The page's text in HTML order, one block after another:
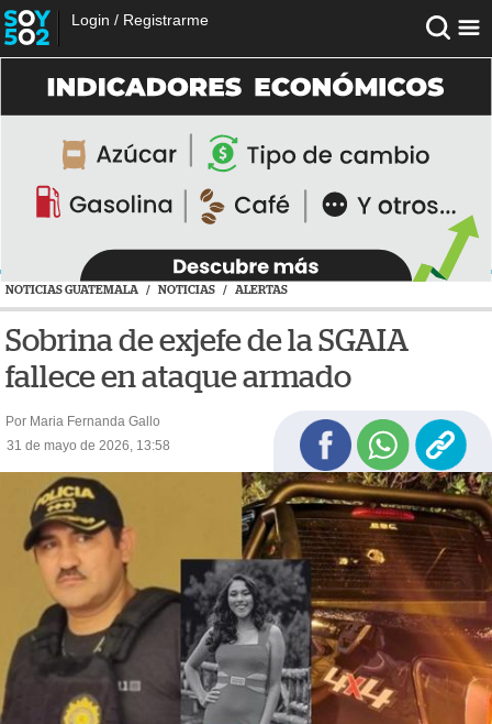
Login / Registrarme
NOTICIAS GUATEMALA / NOTICIAS / ALERTAS
Sobrina de exjefe de la SGAIA
fallece en ataque armado
Por Maria Fernanda Gallo
31 de mayo de 2026, 13:58